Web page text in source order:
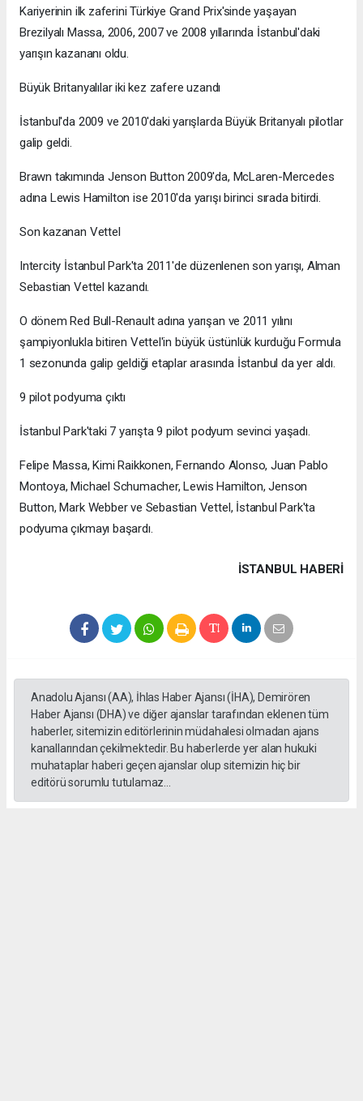
Kariyerinin ilk zaferini Türkiye Grand Prix'sinde yaşayan
Brezilyalı Massa, 2006, 2007 ve 2008 yıllarında İstanbul'daki
yarışın kazananı oldu.
Büyük Britanyalılar iki kez zafere uzandı
İstanbul'da 2009 ve 2010'daki yarışlarda Büyük Britanyalı pilotlar
galip geldi.
Brawn takımında Jenson Button 2009'da, McLaren-Mercedes
adına Lewis Hamilton ise 2010'da yarışı birinci sırada bitirdi.
Son kazanan Vettel
Intercity İstanbul Park'ta 2011'de düzenlenen son yarışı, Alman
Sebastian Vettel kazandı.
O dönem Red Bull-Renault adına yarışan ve 2011 yılını
şampiyonlukla bitiren Vettel'in büyük üstünlük kurduğu Formula
1 sezonunda galip geldiği etaplar arasında İstanbul da yer aldı.
9 pilot podyuma çıktı
İstanbul Park'taki 7 yarışta 9 pilot podyum sevinci yaşadı.
Felipe Massa, Kimi Raikkonen, Fernando Alonso, Juan Pablo
Montoya, Michael Schumacher, Lewis Hamilton, Jenson
Button, Mark Webber ve Sebastian Vettel, İstanbul Park'ta
podyuma çıkmayı başardı.
İSTANBUL HABERİ
Anadolu Ajansı (AA), İhlas Haber Ajansı (İHA), Demirören
Haber Ajansı (DHA) ve diğer ajanslar tarafından eklenen tüm
haberler, sitemizin editörlerinin müdahalesi olmadan ajans
kanallarından çekilmektedir. Bu haberlerde yer alan hukuki
muhataplar haberi geçen ajanslar olup sitemizin hiç bir
editörü sorumlu tutulamaz...